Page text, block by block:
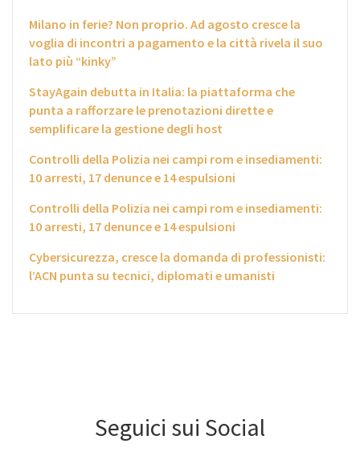
Milano in ferie? Non proprio. Ad agosto cresce la
voglia di incontri a pagamento e la città rivela il suo
lato più “kinky”
StayAgain debutta in Italia: la piattaforma che
punta a rafforzare le prenotazioni dirette e
semplificare la gestione degli host
Controlli della Polizia nei campi rom e insediamenti:
10 arresti, 17 denunce e 14 espulsioni
Controlli della Polizia nei campi rom e insediamenti:
10 arresti, 17 denunce e 14 espulsioni
Cybersicurezza, cresce la domanda di professionisti:
l’ACN punta su tecnici, diplomati e umanisti
Seguici sui Social